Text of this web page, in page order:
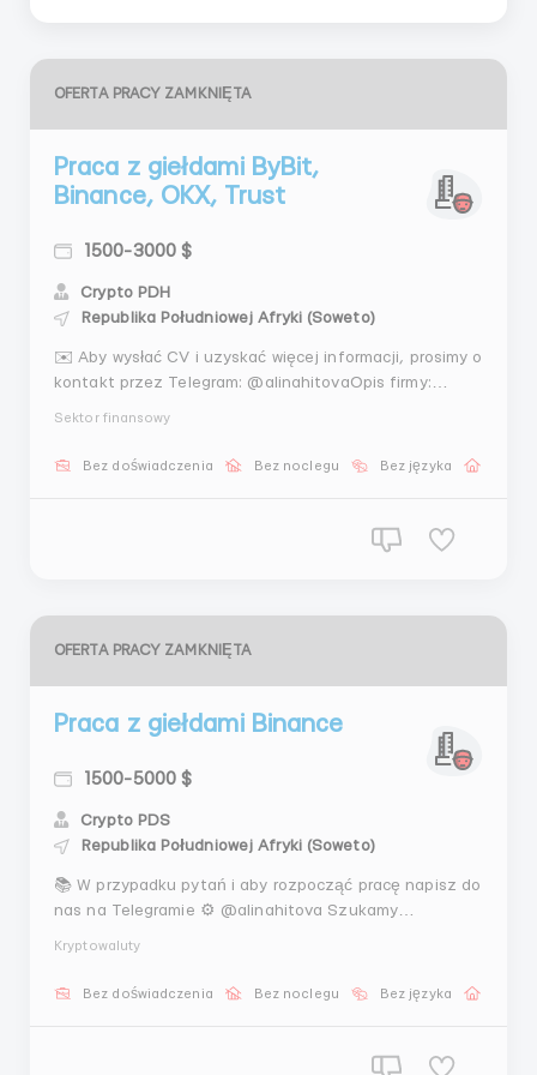
OFERTA PRACY ZAMKNIĘTA
Praca z giełdami ByBit,
Binance, OKX, Trust
1500-3000 $
Crypto PDH
Republika Południowej Afryki (Soweto)
✉️ Aby wysłać CV i uzyskać więcej informacji, prosimy o
kontakt przez Telegram: @alinahitovaOpis firmy:
dostarczanie naszym klientom niezawodnych i
Sektor finansowy
Bez doświadczenia Bez noclegu Bez języka
OFERTA PRACY ZAMKNIĘTA
Praca z giełdami Binance
1500-5000 $
Crypto PDS
Republika Południowej Afryki (Soweto)
📚 W przypadku pytań i aby rozpocząć pracę napisz do
nas na Telegramie ⚙️ @alinahitova Szukamy
kryptowalutami. Pracujemy według naszej własnej
Kryptowaluty
Bez doświadczenia Bez noclegu Bez języka